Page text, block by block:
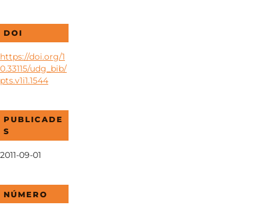
DOI
https://doi.org/1
0.33115/udg_bib/
pts.v1i1.1544
PUBLICADE
S
2011-09-01
NÚMERO